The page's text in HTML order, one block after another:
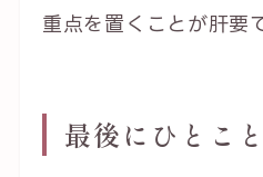
重点を置くことが肝要で
最後にひとこと